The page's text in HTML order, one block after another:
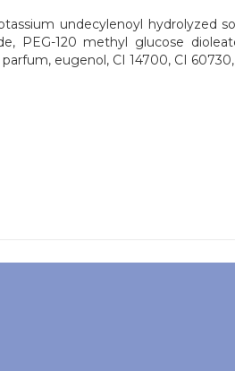
undecylenoyl hydrolyzed
PEG-120 methyl glucose
eugenol, CI 14700, CI